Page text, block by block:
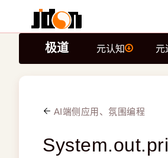
极道 元认知 元
AI端侧应用、氛围编程